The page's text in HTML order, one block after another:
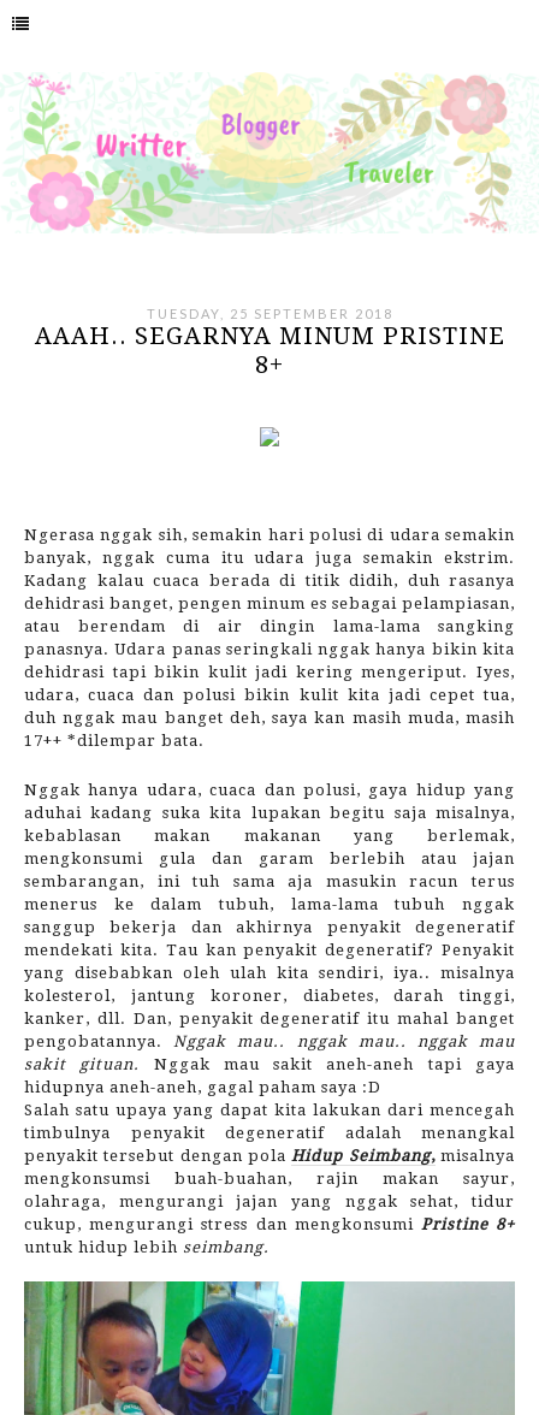
TUESDAY, 25 SEPTEMBER 2018
AAAH.. SEGARNYA MINUM PRISTINE
8+
Ngerasa nggak sih, semakin hari polusi di udara semakin
banyak, nggak cuma itu udara juga semakin ekstrim.
Kadang kalau cuaca berada di titik didih, duh rasanya
dehidrasi banget, pengen minum es sebagai pelampiasan,
atau berendam di air dingin lama-lama sangking
panasnya. Udara panas seringkali nggak hanya bikin kita
dehidrasi tapi bikin kulit jadi kering mengeriput. Iyes,
udara, cuaca dan polusi bikin kulit kita jadi cepet tua,
duh nggak mau banget deh, saya kan masih muda, masih
17++ *dilempar bata.
Nggak hanya udara, cuaca dan polusi, gaya hidup yang
aduhai kadang suka kita lupakan begitu saja misalnya,
kebablasan makan makanan yang berlemak,
mengkonsumi gula dan garam berlebih atau jajan
sembarangan, ini tuh sama aja masukin racun terus
menerus ke dalam tubuh, lama-lama tubuh nggak
sanggup bekerja dan akhirnya penyakit degeneratif
mendekati kita. Tau kan penyakit degeneratif? Penyakit
yang disebabkan oleh ulah kita sendiri, iya.. misalnya
kolesterol, jantung koroner, diabetes, darah tinggi,
kanker, dll. Dan, penyakit degeneratif itu mahal banget
pengobatannya.
Nggak mau.. nggak mau.. nggak mau
sakit gituan.
Nggak mau sakit aneh-aneh tapi gaya
hidupnya aneh-aneh, gagal paham saya :D
Salah satu upaya yang dapat kita lakukan dari mencegah
timbulnya penyakit degeneratif adalah menangkal
penyakit tersebut dengan pola Hidup Seimbang,misalnya
mengkonsumsi buah-buahan, rajin makan sayur,
olahraga, mengurangi jajan yang nggak sehat, tidur
cukup, mengurangi stress dan mengkonsumi Pristine 8+
untuk hidup lebih seimbang.